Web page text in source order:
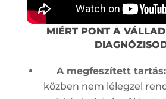
MIÉRT PONT A
A megfeszített tartás:
közben nem lélegzel